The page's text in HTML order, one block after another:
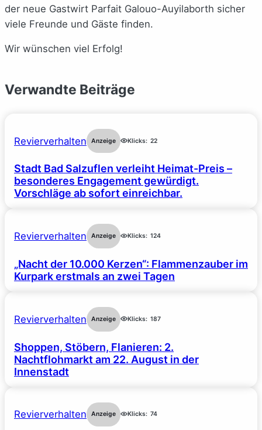
der neue Gastwirt Parfait Galouo-Auyilaborth sicher
viele Freunde und Gäste finden.
Wir wünschen viel Erfolg!
Verwandte Beiträge
Revierverhalten Anzeige Klicks: 22
Stadt Bad Salzuflen verleiht Heimat-Preis –
besonderes Engagement gewürdigt.
Vorschläge ab sofort einreichbar.
Revierverhalten Anzeige Klicks: 124
„Nacht der 10.000 Kerzen“: Flammenzauber im
Kurpark erstmals an zwei Tagen
Revierverhalten Anzeige Klicks: 187
Shoppen, Stöbern, Flanieren: 2.
Nachtflohmarkt am 22. August in der
Innenstadt
Revierverhalten Anzeige Klicks: 74